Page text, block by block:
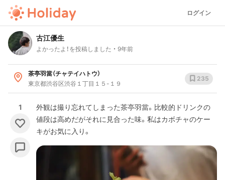
ログイン
古江優生
よかったよ！を投稿しました 9年前
茶亭羽當（チャテイハトウ）
東京都渋谷区渋谷１丁目１５-１９
235
1
外観は撮り忘れてしまった茶亭羽當。比較的ドリンクの
値段は高めだがそれに見合った味。私はカボチャのケー
キがお気に入り。